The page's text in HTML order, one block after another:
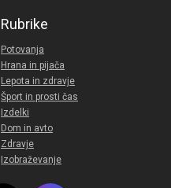
Rubrike
Potovanja
Hrana in pijača
Lepota in zdravje
Šport in prosti čas
Izdelki
Dom in avto
Zdravje
Izobraževanje